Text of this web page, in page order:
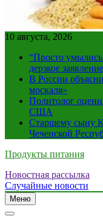
10 августа, 2026
“Просто
дерзкое заявление
В России
москаля»
Политолог
США
Старшему сыну
Чеченской
Продукты питания
Новостная рассылка
Случайные новости
Меню